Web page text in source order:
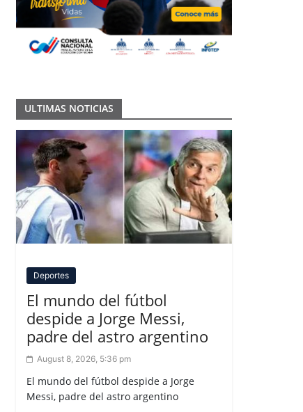
ULTIMAS NOTICIAS
Deportes
El mundo del fútbol
despide a Jorge Messi,
padre del astro argentino
August 8, 2026, 5:36 pm
El mundo del fútbol despide a Jorge
Messi, padre del astro argentino